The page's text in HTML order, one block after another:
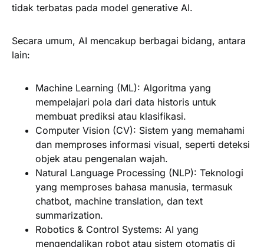
tidak terbatas pada model generative AI.
Secara umum, AI mencakup berbagai bidang, antara
lain:
Machine Learning (ML): Algoritma yang
mempelajari pola dari data historis untuk
membuat prediksi atau klasifikasi.
Computer Vision (CV): Sistem yang memahami
dan memproses informasi visual, seperti deteksi
objek atau pengenalan wajah.
Natural Language Processing (NLP): Teknologi
yang memproses bahasa manusia, termasuk
chatbot, machine translation, dan text
summarization.
Robotics & Control Systems: AI yang
mengendalikan robot atau sistem otomatis di